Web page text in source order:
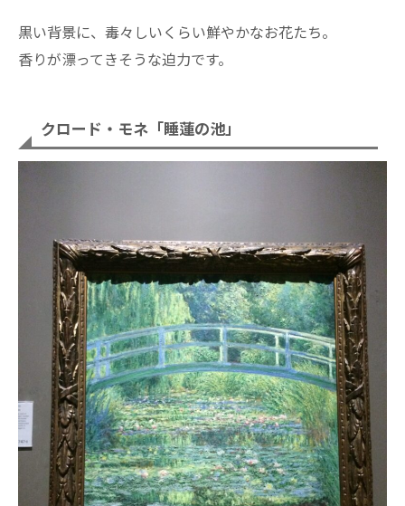
黒い背景に、毒々しいくらい鮮やかなお花たち。
香りが漂ってきそうな迫力です。
クロード・モネ「睡蓮の池」